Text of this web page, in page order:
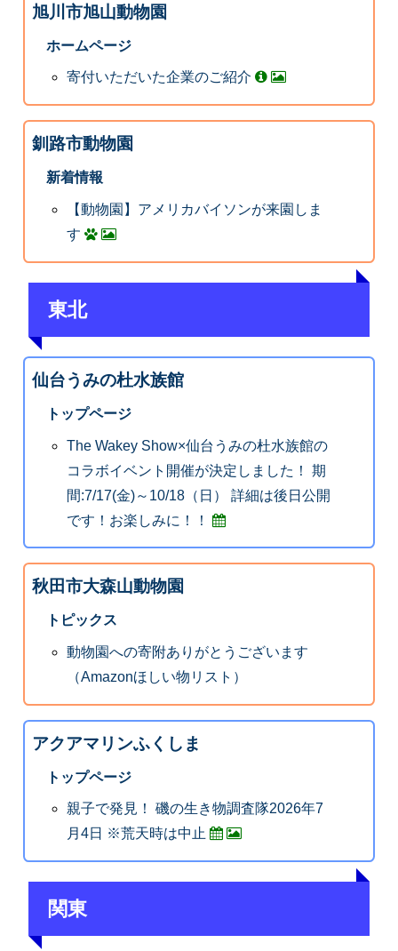
旭川市旭山動物園
ホームページ
寄付いただいた企業のご紹介
釧路市動物園
新着情報
【動物園】アメリカバイソンが来園しま
す
東北
仙台うみの杜水族館
トップページ
The Wakey Show×仙台うみの杜水族館の
コラボイベント開催が決定しました！ 期
間:7/17(金)～10/18（日） 詳細は後日公開
です！お楽しみに！！
秋田市大森山動物園
トピックス
動物園への寄附ありがとうございます
（Amazonほしい物リスト）
アクアマリンふくしま
トップページ
親子で発見！ 磯の生き物調査隊2026年7
月4日 ※荒天時は中止
関東